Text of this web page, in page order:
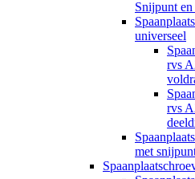
Snijpunt en
universeel
rvs
rvs
met